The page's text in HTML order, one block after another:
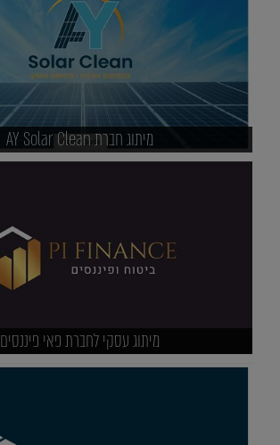
מיתוג חברת AY Solar Clean
מיתוג עסקי לחברת פאי פיננסים